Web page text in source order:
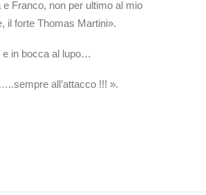
Franco, non per ultimo al mio
il forte Thomas Martini».
e in bocca al lupo…
all’attacco !!! ».